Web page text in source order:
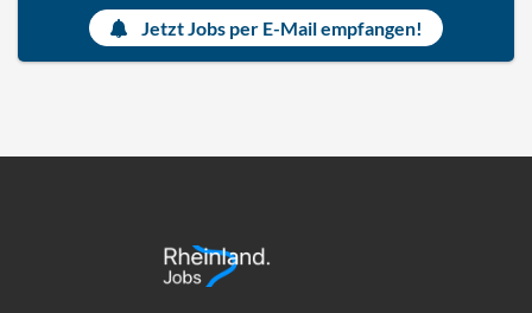
Jetzt Jobs per E-Mail empfangen!